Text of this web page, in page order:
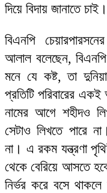
দিয়ে বিদায় জানাতে
বিএনপি
আলাল বলেছেন,
মনে যে কষ্ট, তা
প্রতিটি পরিবারের
নামের আগে শহীদও
সেটাও লিখতে পারে
না। এ রকম যন্ত্রণা
থেকে বেরিয়ে আসতে
নির্ভর করে বসে